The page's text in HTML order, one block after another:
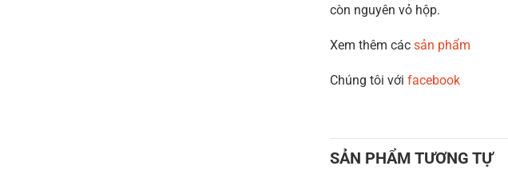
còn nguyên vỏ hộp.
Xem thêm cácsản phẩm
Chúng tôi với facebook
SẢN PHẨM TƯƠNG TỰ